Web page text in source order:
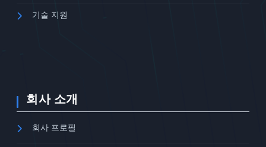
기술 지원
회사 소개
회사 프로필